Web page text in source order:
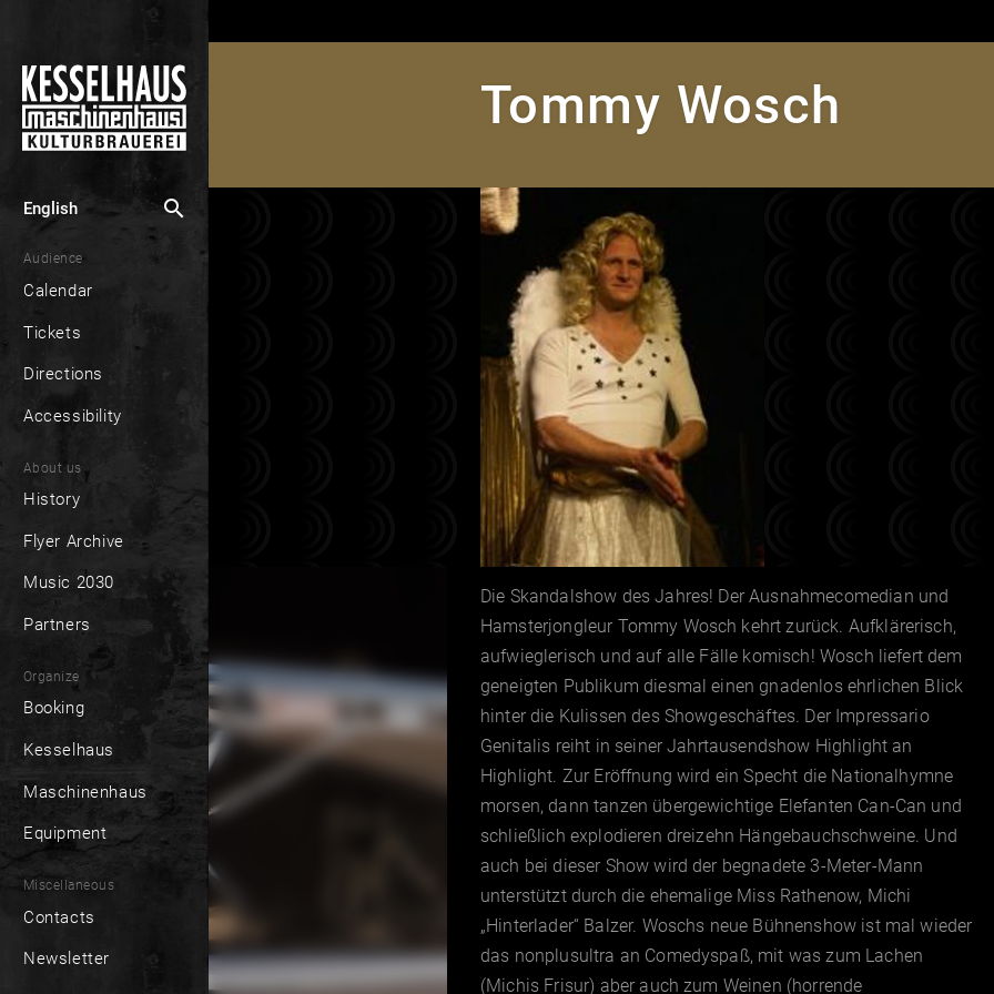
English search
Audience
Calendar
Tickets
Directions
Accessibility
About us
History
Flyer Archive
Music 2030
Partners
Organize
Booking
Kesselhaus
Maschinenhaus
Equipment
Miscellaneous
Contacts
Newsletter
Tommy Wosch
Die Skandalshow des Jahres! Der Ausnahmecomedian und
Hamsterjongleur Tommy Wosch kehrt zurück. Aufklärerisch,
aufwieglerisch und auf alle Fälle komisch! Wosch liefert dem
geneigten Publikum diesmal einen gnadenlos ehrlichen Blick
hinter die Kulissen des Showgeschäftes. Der Impressario
Genitalis reiht in seiner Jahrtausendshow Highlight an
Highlight. Zur Eröffnung wird ein Specht die Nationalhymne
morsen, dann tanzen übergewichtige Elefanten Can-Can und
schließlich explodieren dreizehn Hängebauchschweine. Und
auch bei dieser Show wird der begnadete 3-Meter-Mann
unterstützt durch die ehemalige Miss Rathenow, Michi
„Hinterlader“ Balzer. Woschs neue Bühnenshow ist mal wieder
das nonplusultra an Comedyspaß, mit was zum Lachen
(Michis Frisur) aber auch zum Weinen (horrende